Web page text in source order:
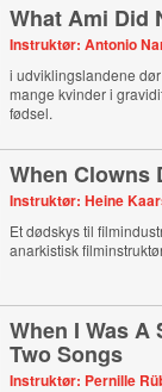
What Ami Did
Instruktør: Antonio
i udviklingslandene
mange kvinder i
fødsel.
When Clowns
Instruktør: Heine
Et dødskys til
anarkistisk
When I Was A
Two Songs
Instruktør: Pernille